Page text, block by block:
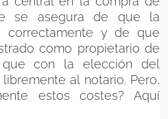
se asegura de que la
correctamente y de que
como propietario de
con la elección del
al notario. Pero,
estos costes? Aquí